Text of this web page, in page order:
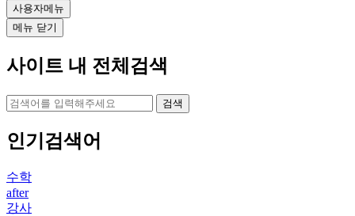
사용자메뉴
메뉴 닫기
사이트 내 전체검색
검색
인기검색어
수학
after
강사